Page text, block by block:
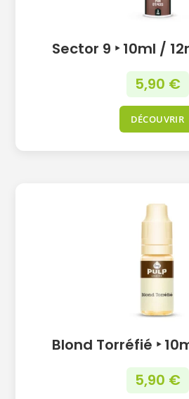
Sector 9 ‣ 10ml /
5,90 €
DÉCOUVRIR
Blond Torréfié ‣
5,90 €